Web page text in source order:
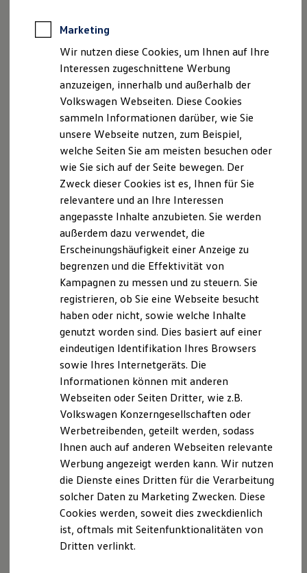
Rekuperation
Laden unterwegs
Laden Zuhause
Ladestationen finden
Ladezeitensimulator
Batterie
Sicherheit
Nachhaltigkeit
Technologie
Kosten und Kauf
Kaufoptionen
E-Auto-Förderung
Software und Konnektivität
Die ID. Software 6
ID. Software Versionen und Updates
Digitale Extras
Schnittstellen zu Ihrem ID.
Hybridautos
Marke und Erlebnis
Volkswagen R und R Experience
R-Modelle
R Experience
Driving Experience
Volkswagen entdecken
Werkbesichtigung
Lifestyle Shop
T-Roc Kollektion
Golf Kollektion
ID. Kollektion
Volkswagen Kollektion
R-Kollektion
GTI Kollektion
Fußball Drop
we drive football
#wedriveproud
Besitzer und Service
Software Updates
Service und Ersatzteile
Registergericht
AG Stuttgart HRB 590713
Vertretungsber. Geschäftsführer
E.W. Bechtel
Stefan Hagelauer
Hinweis gemäß § 36
Verbraucherstreitbeilegungsgesetz (VSBG) Wir sind
zur Teilnahme an einem Streitbeilegungsverfahren
vor einer Verbraucherschlichtungsstelle weder bereit
noch dazu verpflichtet.
Datenschutzerklärung
Marketing
Wir nutzen diese Cookies, um Ihnen auf Ihre
Interessen zugeschnittene Werbung
anzuzeigen, innerhalb und außerhalb der
Volkswagen Webseiten. Diese Cookies
sammeln Informationen darüber, wie Sie
unsere Webseite nutzen, zum Beispiel,
welche Seiten Sie am meisten besuchen oder
wie Sie sich auf der Seite bewegen. Der
Zweck dieser Cookies ist es, Ihnen für Sie
relevantere und an Ihre Interessen
angepasste Inhalte anzubieten. Sie werden
außerdem dazu verwendet, die
Erscheinungshäufigkeit einer Anzeige zu
begrenzen und die Effektivität von
Kampagnen zu messen und zu steuern. Sie
registrieren, ob Sie eine Webseite besucht
haben oder nicht, sowie welche Inhalte
genutzt worden sind. Dies basiert auf einer
eindeutigen Identifikation Ihres Browsers
sowie Ihres Internetgeräts. Die
Informationen können mit anderen
Webseiten oder Seiten Dritter, wie z.B.
Volkswagen Konzerngesellschaften oder
Werbetreibenden, geteilt werden, sodass
Ihnen auch auf anderen Webseiten relevante
Werbung angezeigt werden kann. Wir nutzen
die Dienste eines Dritten für die Verarbeitung
solcher Daten zu Marketing Zwecken. Diese
Cookies werden, soweit dies zweckdienlich
ist, oftmals mit Seitenfunktionalitäten von
Dritten verlinkt.